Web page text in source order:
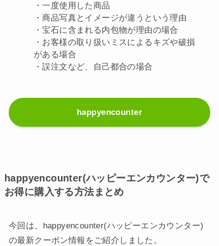
・一度使用した商品
・商品写真とイメージが違うという理由
・宝石に含まれる内包物が理由の場合
・お客様の取り扱いミスによるキズや破損
がある場合
・誤注文など、自己都合の場合
happyencounter
happyencounter(ハッピーエンカウンター)で
お得に購入する方法まとめ
今回は、happyencounter(ハッピーエンカウンター)
の最新クーポン情報をご紹介しました。